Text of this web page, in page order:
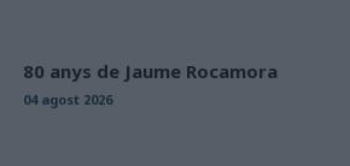
80 anys de Jaume Rocamora
04 agost 2026